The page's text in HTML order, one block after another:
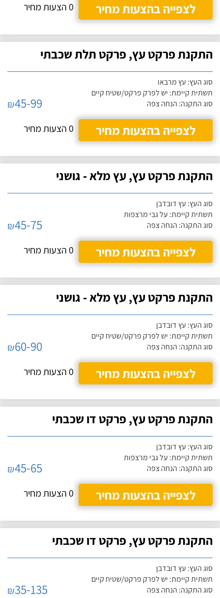
לצפייה בהצעות מחיר 0 הצעות מחיר
התקנת פרקט עץ, פרקט תלת שכבתי
סוג העץ: עץ מרבאו
תשתית קיימת: יש לפרק פרקט/שטיח קיים
סוג התקנה: הנחה צפה
₪45-99
לצפייה בהצעות מחיר
0 הצעות מחיר
התקנת פרקט עץ, עץ מלא - גושני
סוג העץ: עץ דובדבן
תשתית קיימת: על גבי מרצפות
סוג התקנה: הנחה צפה
₪45-75
לצפייה בהצעות מחיר
0 הצעות מחיר
התקנת פרקט עץ, עץ מלא - גושני
סוג העץ: עץ דובדבן
תשתית קיימת: יש לפרק פרקט/שטיח קיים
סוג התקנה: הנחה צפה
₪60-90
לצפייה בהצעות מחיר
0 הצעות מחיר
התקנת פרקט עץ, פרקט דו שכבתי
סוג העץ: עץ דובדבן
תשתית קיימת: על גבי מרצפות
סוג התקנה: הנחה צפה
₪45-65
לצפייה בהצעות מחיר
0 הצעות מחיר
התקנת פרקט עץ, פרקט דו שכבתי
סוג העץ: עץ דובדבן
תשתית קיימת: יש לפרק פרקט/שטיח קיים
סוג התקנה: הנחה צפה
₪35-135